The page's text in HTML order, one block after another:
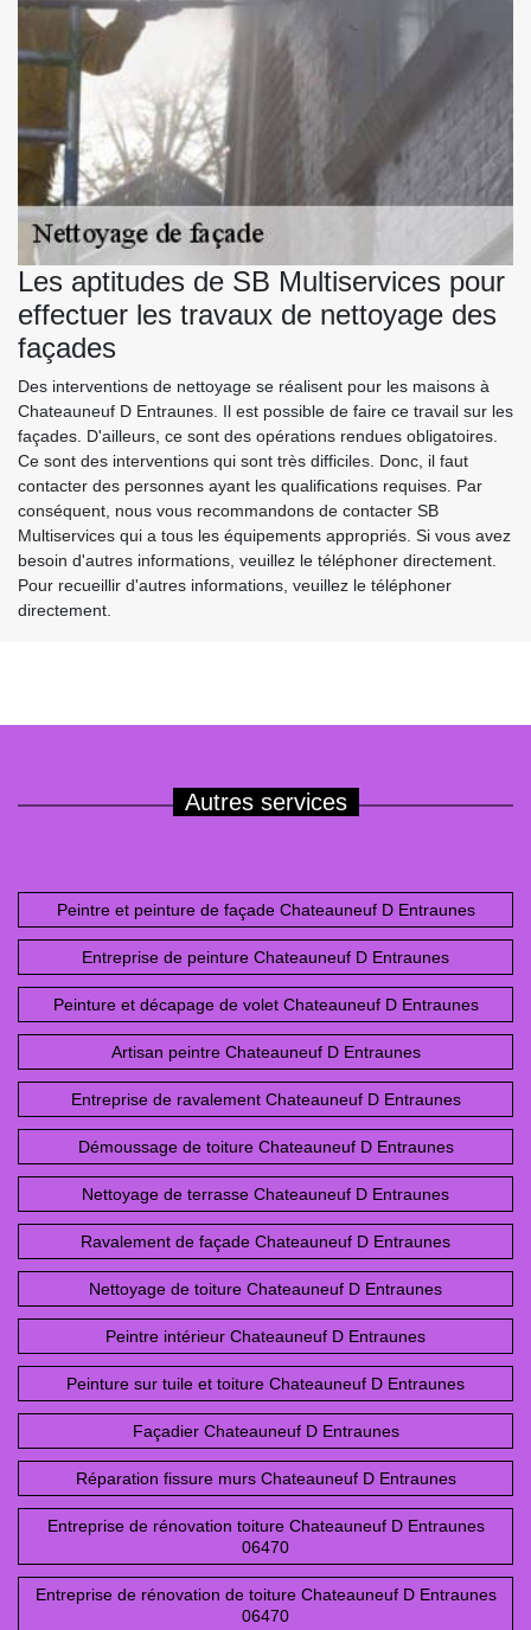
Les aptitudes de SB Multiservices pour
effectuer les travaux de nettoyage des
façades
Des interventions de nettoyage se réalisent pour les maisons à
Chateauneuf D Entraunes. Il est possible de faire ce travail sur les
façades. D'ailleurs, ce sont des opérations rendues obligatoires.
Ce sont des interventions qui sont très difficiles. Donc, il faut
contacter des personnes ayant les qualifications requises. Par
conséquent, nous vous recommandons de contacter SB
Multiservices qui a tous les équipements appropriés. Si vous avez
besoin d'autres informations, veuillez le téléphoner directement.
Pour recueillir d'autres informations, veuillez le téléphoner
directement.
Autres services
Peintre et peinture de façade Chateauneuf D Entraunes
Entreprise de peinture Chateauneuf D Entraunes
Peinture et décapage de volet Chateauneuf D Entraunes
Artisan peintre Chateauneuf D Entraunes
Entreprise de ravalement Chateauneuf D Entraunes
Démoussage de toiture Chateauneuf D Entraunes
Nettoyage de terrasse Chateauneuf D Entraunes
Ravalement de façade Chateauneuf D Entraunes
Nettoyage de toiture Chateauneuf D Entraunes
Peintre intérieur Chateauneuf D Entraunes
Peinture sur tuile et toiture Chateauneuf D Entraunes
Façadier Chateauneuf D Entraunes
Réparation fissure murs Chateauneuf D Entraunes
Entreprise de rénovation toiture Chateauneuf D Entraunes
06470
Entreprise de rénovation de toiture Chateauneuf D Entraunes
06470